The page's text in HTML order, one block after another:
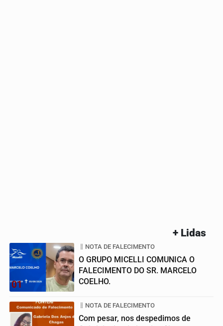
+ Lidas
01
NOTA DE FALECIMENTO
O GRUPO MICELLI COMUNICA O
FALECIMENTO DO SR. MARCELO
COELHO.
NOTA DE FALECIMENTO
Com pesar, nos despedimos de